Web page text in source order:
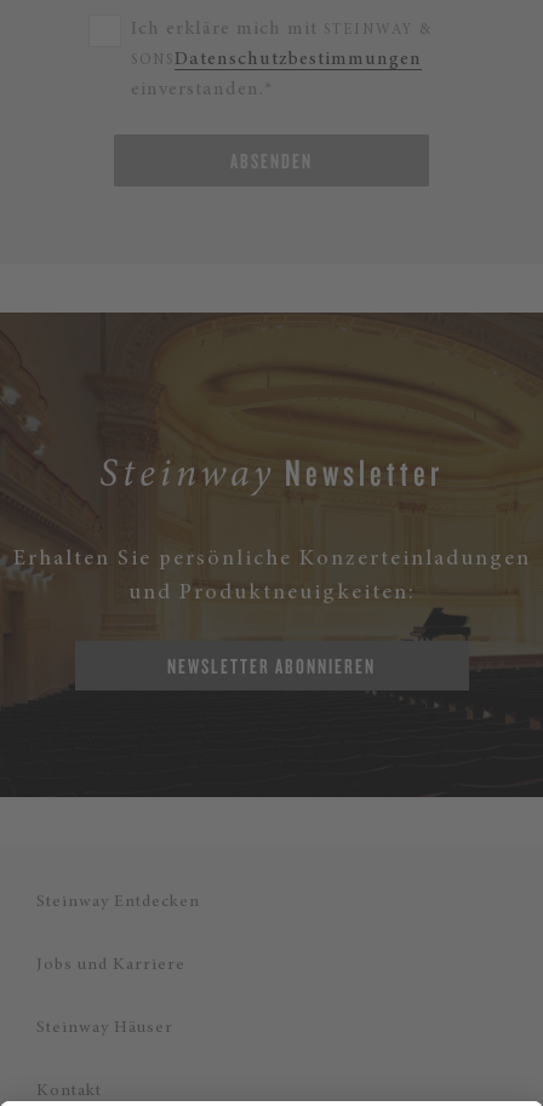
Ich erkläre mich mit STEINWAY &
SONS Datenschutzbestimmungen
einverstanden.*
ABSENDEN
Steinway Newsletter
Erhalten Sie persönliche Konzerteinladungen
und Produktneuigkeiten:
NEWSLETTER ABONNIEREN
Steinway Entdecken
Jobs und Karriere
Steinway Häuser
Kontakt